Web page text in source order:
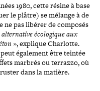
1980, cette résine à base
le plâtre) se mélange à de
ne pas libérer de composés
alter­na­tive éco­lo­gique aux
», explique Charlotte.
également être teintée
marbrés ou terrazzo, où
dans la matière.